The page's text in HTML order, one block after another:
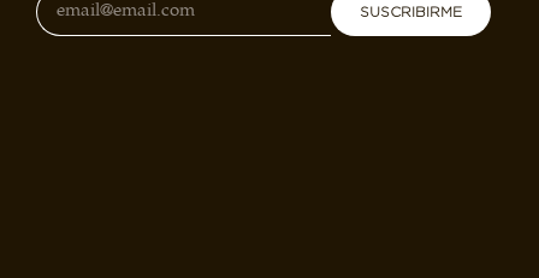
SUSCRIBIRME